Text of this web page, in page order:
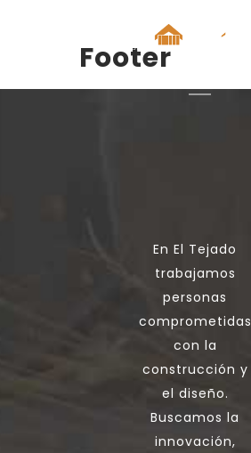
Footer
En El Tejado
trabajamos
personas
comprometidas
con la
construcción y
el diseño.
Buscamos la
innovación,